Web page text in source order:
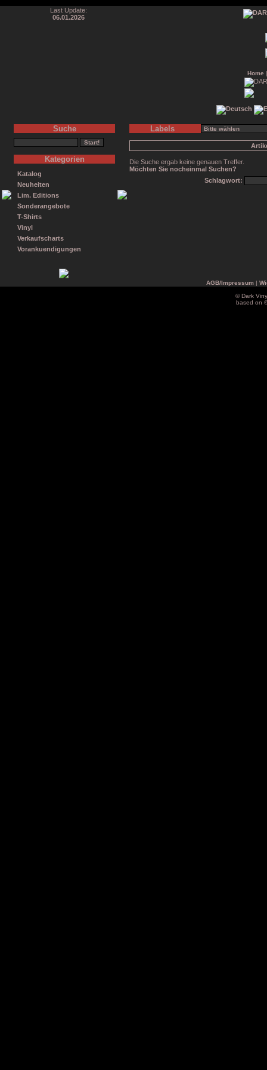
Last Update:
06.01.2026
Home
Suche
Kategorien
Katalog
Neuheiten
Lim. Editions
Sonderangebote
T-Shirts
Vinyl
Verkaufscharts
Vorankuendigungen
Labels
Die Suche ergab keine genauen Treffer.
Möchten Sie nocheinmal Suchen?
Schlagwort:
AGB/Impressum|
© Dark
based on